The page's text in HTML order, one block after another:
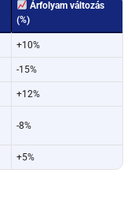
Árfolyam változás
(%)
+10%
-15%
+12%
-8%
+5%